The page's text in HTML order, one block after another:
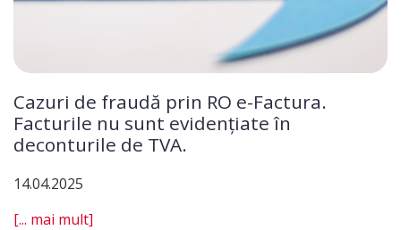
Cazuri de fraudă prin RO e-Factura.
Facturile nu sunt evidențiate în
deconturile de TVA.
14.04.2025
[... mai mult]